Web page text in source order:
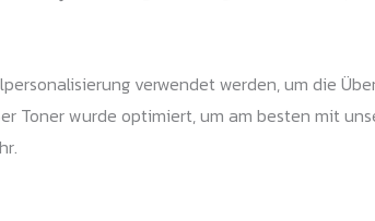
verwendet werden, um die
Toner wurde optimiert, um am besten mit